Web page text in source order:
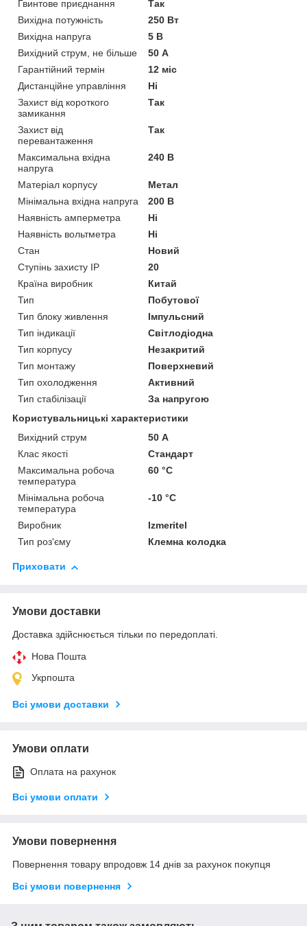
Гвинтове приєднання
Так
Вихідна потужність
250 Вт
Вихідна напруга
5 В
Вихідний струм, не більше
50 А
Гарантійний термін
12 міс
Дистанційне управління
Ні
Захист від короткого
замикання
Так
Захист від
перевантаження
Так
Максимальна вхідна
напруга
240 В
Матеріал корпусу
Метал
Мінімальна вхідна напруга
200 В
Наявність амперметра
Ні
Наявність вольтметра
Ні
Стан
Новий
Ступінь захисту IP
20
Країна виробник
Китай
Тип
Побутової
Тип блоку живлення
Імпульсний
Тип індикації
Світлодіодна
Тип корпусу
Незакритий
Тип монтажу
Поверхневий
Тип охолодження
Активний
Тип стабілізації
За напругою
Користувальницькі характеристики
Вихідний струм
50 А
Клас якості
Стандарт
Максимальна робоча
температура
60 °С
Мінімальна робоча
температура
-10 °С
Виробник
Izmeritel
Тип роз'єму
Клемна колодка
Приховати
Умови доставки
Доставка здійснюється тільки по передоплаті.
Нова Пошта
Укрпошта
Всі умови доставки
Умови оплати
Оплата на рахунок
Всі умови оплати
Умови повернення
Повернення товару впродовж 14 днів за рахунок покупця
Всі умови повернення